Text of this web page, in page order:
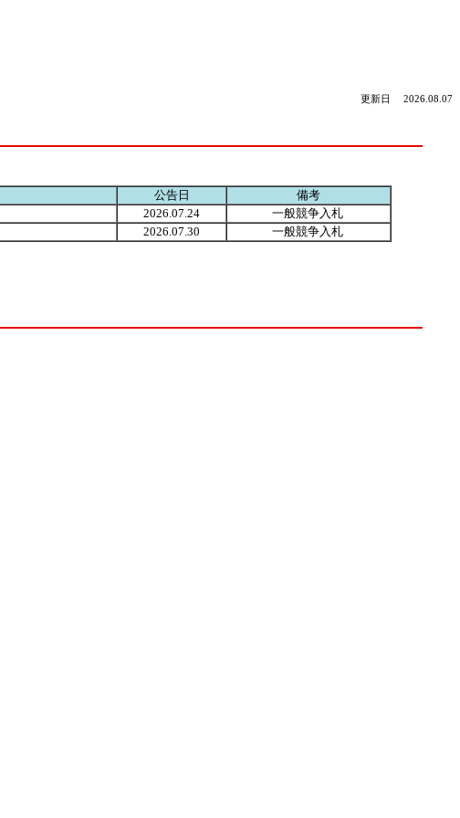
更新日 2026.08.07
公告日
備考
2026.07.24
一般競争入札
2026.07.30 一般競争入札